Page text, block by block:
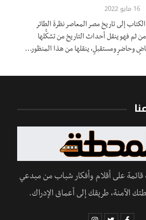
16 مايو 2022
إلى تاريخ مصر المعاصر نظرةَ الطائر
ثم فهو ينقل أحداث التاريخ من تشكُّلها
وحاضرٍ ومستقبلٍ، ينقلها من هذا المنظور…
قائمة على أقلام وأفكار شباب من مبدعي
الآمنة، طريقك إلى أعماق الإدراك.